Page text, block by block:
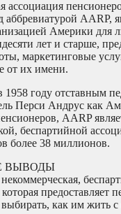
ассоциация
аббревиатурой AARP,
Америки для
лет и старше,
маркетинговые
от их имени.
1958 году отставным
Перси Андрус как
AARP
беспартийной
более 38 миллионов.
ВЫВОДЫ
предоставляет
как им жить с